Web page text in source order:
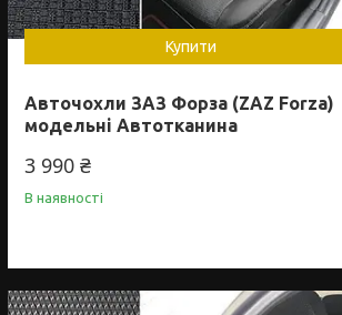
Купити
Авточохли ЗАЗ Форза (ZAZ Forza)
модельні Автотканина
3 990 ₴
В наявності